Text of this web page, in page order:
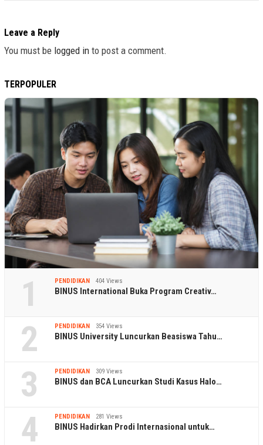
Leave a Reply
You must be logged in to post a comment.
TERPOPULER
1 PENDIDIKAN 404 Views
BINUS International Buka Program Creativ…
2 PENDIDIKAN 354 Views
BINUS University Luncurkan Beasiswa Tahu…
3 PENDIDIKAN 309 Views
BINUS dan BCA Luncurkan Studi Kasus Halo…
4 PENDIDIKAN 281 Views
BINUS Hadirkan Prodi Internasional untuk…